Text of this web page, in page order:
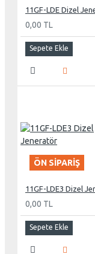
11GF-LDE Dizel
0,00 TL
Sepete Ekle
ÖN SIPARIŞ
11GF-LDE3 Dizel
0,00 TL
Sepete Ekle